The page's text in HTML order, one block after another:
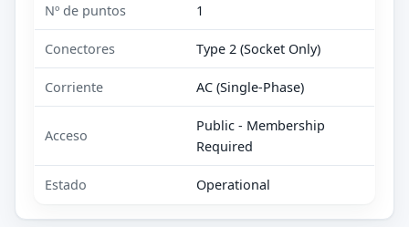
Nº de puntos 1
Conectores Type 2 (Socket Only)
Corriente AC (Single-Phase)
Acceso
Public - Membership
Required
Estado Operational